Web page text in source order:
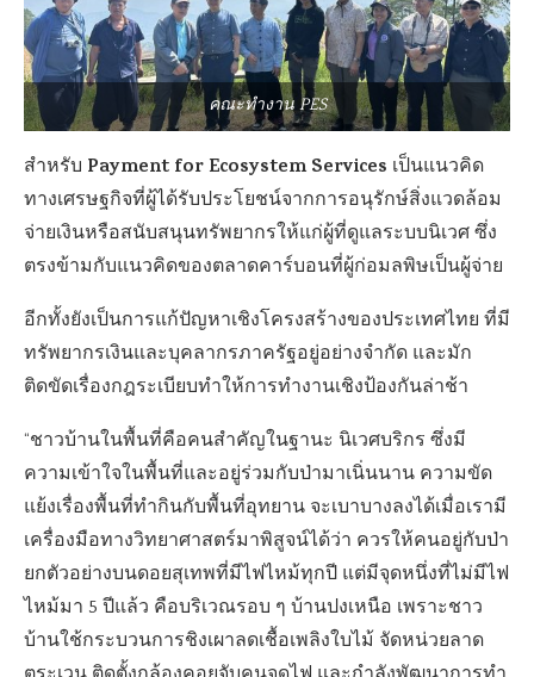
คณะทำงาน PES
สำหรับ Payment for Ecosystem Services เป็นแนวคิด
ทางเศรษฐกิจที่ผู้ได้รับประโยชน์จากการอนุรักษ์สิ่งแวดล้อม
จ่ายเงินหรือสนับสนุนทรัพยากรให้แก่ผู้ที่ดูแลระบบนิเวศ ซึ่ง
ตรงข้ามกับแนวคิดของตลาดคาร์บอนที่ผู้ก่อมลพิษเป็นผู้จ่าย
อีกทั้งยังเป็นการแก้ปัญหาเชิงโครงสร้างของประเทศไทย ที่มี
ทรัพยากรเงินและบุคลากรภาครัฐอยู่อย่างจำกัด และมัก
ติดขัดเรื่องกฎระเบียบทำให้การทำงานเชิงป้องกันล่าช้า
“ชาวบ้านในพื้นที่คือคนสำคัญในฐานะ นิเวศบริกร ซึ่งมี
ความเข้าใจในพื้นที่และอยู่ร่วมกับป่ามาเนิ่นนาน ความขัด
แย้งเรื่องพื้นที่ทำกินกับพื้นที่อุทยาน จะเบาบางลงได้เมื่อเรามี
เครื่องมือทางวิทยาศาสตร์มาพิสูจน์ได้ว่า ควรให้คนอยู่กับป่า
ยกตัวอย่างบนดอยสุเทพที่มีไฟไหม้ทุกปี แต่มีจุดหนึ่งที่ไม่มีไฟ
ไหม้มา 5 ปีแล้ว คือบริเวณรอบ ๆ บ้านปงเหนือ เพราะชาว
บ้านใช้กระบวนการชิงเผาลดเชื้อเพลิงใบไม้ จัดหน่วยลาด